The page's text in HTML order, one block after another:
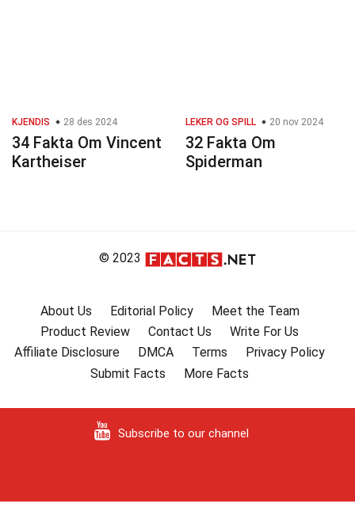
KJENDIS 28 des 2024
34 Fakta Om Vincent
Kartheiser
LEKER OG SPILL 20 nov 2024
32 Fakta Om
Spiderman
© 2023
About Us Editorial Policy
Meet the Team
Product Review
Contact Us
Write For Us
Affiliate Disclosure
DMCA Terms
Privacy Policy
Submit Facts
More Facts
Subscribe to our channel